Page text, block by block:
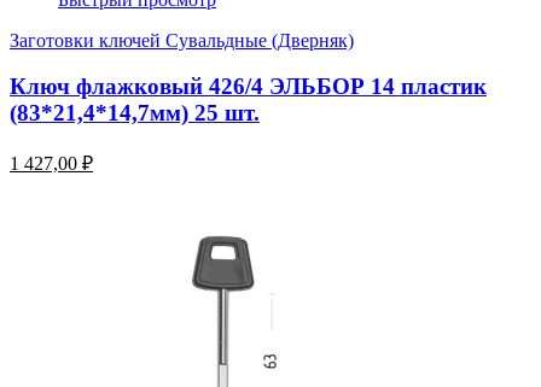
Заготовки ключей Сувальдные (Дверняк)
Ключ флажковый 426/4 ЭЛЬБОР 14 пластик
(83*21,4*14,7мм) 25 шт.
1 427,00 ₽